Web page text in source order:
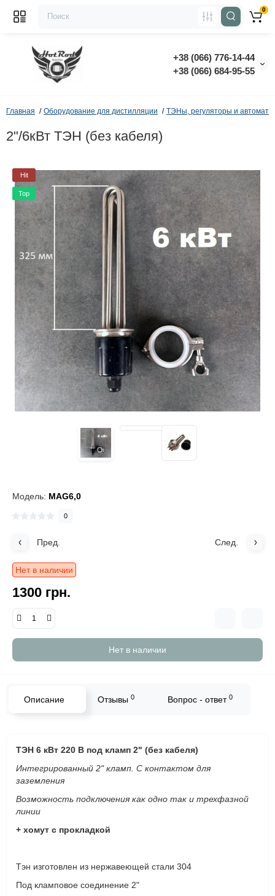
+38 (066) 776-14-44
‭+38 (066) 684-95-55‬
0
Главная Оборудование для дистилляции ТЭНы, регуляторы и
2"/6кВт ТЭН (без кабеля)
Hit
Top
Модель: MAG6,0
0
Пред. След.
Нет в наличии
1300 грн.
Нет в наличии
Описание Отзывы 0 Вопрос - ответ 0
ТЭН 6 кВт 220 В под кламп 2" (без кабеля)
Интегрированный 2" кламп. С контактом для
заземления
Возможность подключения как одно так и трехфазной
линии
+ хомут с прокладкой
Тэн изготовлен из нержавеющей стали 304
Под кламповое соединение 2"